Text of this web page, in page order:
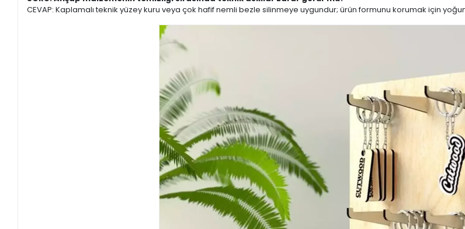
CEVAP: Kaplamalı teknik yüzey kuru veya çok hafif nemli bezle silinmeye uygundur; ürün formunu korumak için yoğun